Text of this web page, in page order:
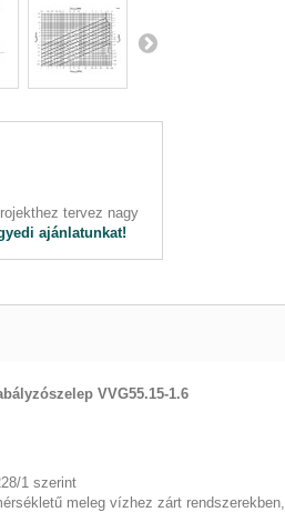
tervez nagy
ajánlatunkat!
VVG55.15-1.6
1 szerint
meleg vízhez zárt rendszerekben,